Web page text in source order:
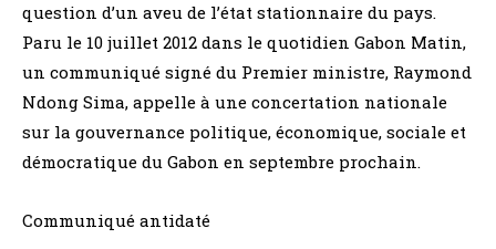
question d’un aveu de l’état stationnaire du pays.
Paru le 10 juillet 2012 dans le quotidien Gabon Matin,
un communiqué signé du Premier ministre, Raymond
Ndong Sima, appelle à une concertation nationale
sur la gouvernance politique, économique, sociale et
démocratique du Gabon en septembre prochain.
Communiqué antidaté